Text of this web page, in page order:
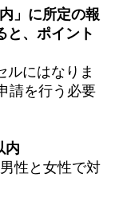
」に所定の報
と、ポイント
ルにはなりま
請を行う必要
内
性と女性で対